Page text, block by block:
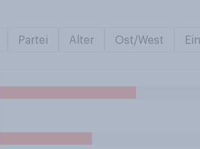
Partei Alter Ost/West